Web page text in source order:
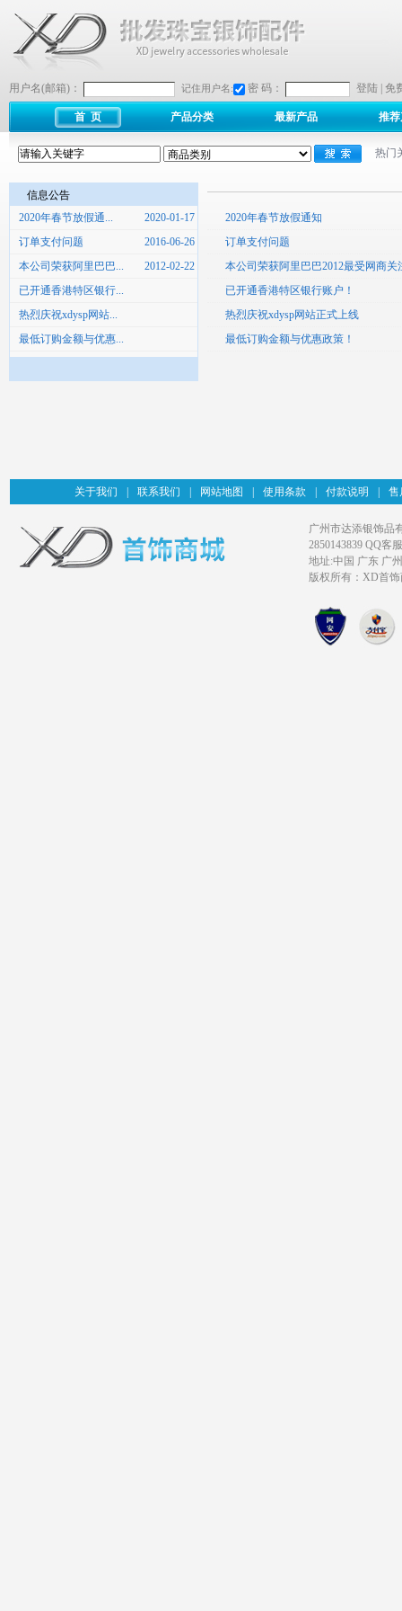
用户名(邮箱)： 记住用户名: 密 码： 登陆 免
首 页 产品分类 最新产品 推
热门
信息公告
2020-01-17
2020年春节放假通...
2016-06-26
订单支付问题
2012-02-22
本公司荣获阿里巴巴...
已开通香港特区银行...
热烈庆祝xdysp网站...
最低订购金额与优惠...
2020年春节放假通知
订单支付问题
本公司荣获阿里巴巴2012最受网商关
已开通香港特区银行账户！
热烈庆祝xdysp网站正式上线
最低订购金额与优惠政策！
关于我们 联系我们 网站地图 使用条款 付款说明 售
广州市达添银饰品
2850143839 QQ客
地址:中国 广东 广
版权所有：XD首